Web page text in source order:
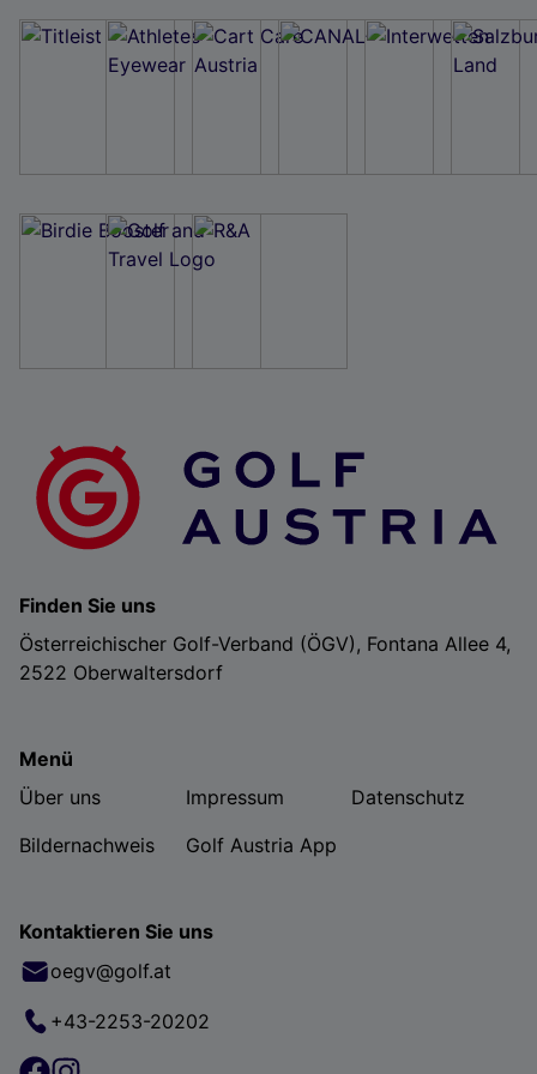
Finden Sie uns
Österreichischer Golf-Verband (ÖGV), Fontana Allee 4,
2522 Oberwaltersdorf
Menü
Über uns
Impressum
Datenschutz
Bildernachweis
Golf Austria App
Kontaktieren Sie uns
oegv@golf.at
+43-2253-20202
Wir und unsere Partner verarbeiten Daten, um
Verwendung genauer Standortdaten. Endgeräteeigenschaften zur Identifikation